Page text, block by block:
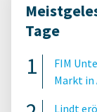
Tage
FIM
Markt
Lindt